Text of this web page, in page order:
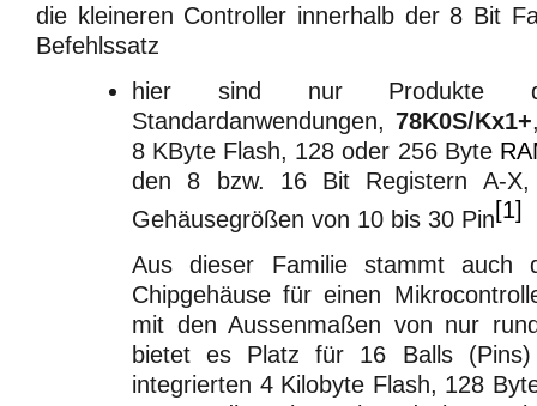
die kleineren Controller innerhalb der 8 Bit
Befehlssatz
hier sind nur Produkte
Standardanwendungen,78K0S/Kx1+
8 KByte Flash, 128 oder 256 Byte
den 8 bzw. 16 Bit Registern A-
Gehäusegrößen von 10 bis 30 Pin[1]
Aus dieser Familie stammt auch
Chipgehäuse für einen
mit den Aussenmaßen von nur
bietet es Platz für 16 Balls
integrierten 4 Kilobyte Flash, 128